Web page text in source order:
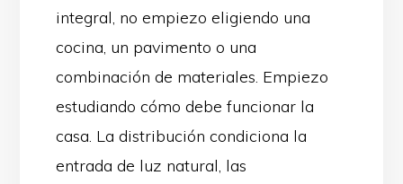
integral, no empiezo eligiendo una
cocina, un pavimento o una
combinación de materiales. Empiezo
estudiando cómo debe funcionar la
casa. La distribución condiciona la
entrada de luz natural, las